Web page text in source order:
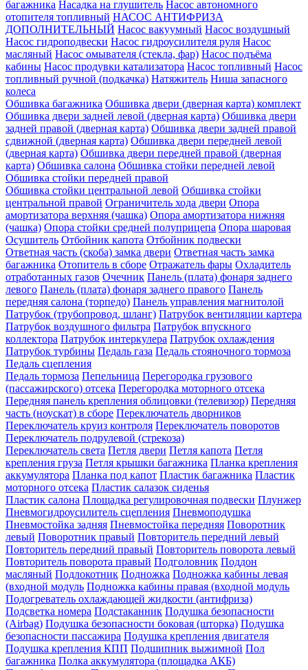
багажника Насадка на глушитель Насос автономного
отопителя топливный НАСОС АНТИФРИЗА
ДОПОЛНИТЕЛЬНЫЙ Насос вакуумный Насос воздушный
Насос гидроподвески Насос гидроусилителя руля Насос
масляный Насос омывателя (стекла, фар) Насос подъёма
кабины Насос продувки катализатора Насос топливный Насос
топливный ручной (подкачка) Натяжитель Ниша запасного
колеса
Обшивка багажника Обшивка двери (дверная карта) комплект
Обшивка двери задней левой (дверная карта) Обшивка двери
задней правой (дверная карта) Обшивка двери задней правой
сдвижной (дверная карта) Обшивка двери передней левой
(дверная карта) Обшивка двери передней правой (дверная
карта) Обшивка салона Обшивка стойки передней левой
Обшивка стойки передней правой
Обшивка стойки центральной левой Обшивка стойки
центральной правой Ограничитель хода двери Опора
амортизатора верхняя (чашка) Опора амортизатора нижняя
(чашка) Опора стойки средней полуприцепа Опора шаровая
Осушитель Отбойник капота Отбойник подвески
Ответная часть (скоба) замка двери Ответная часть замка
багажника Отопитель в сборе Отражатель фары Охладитель
отработанных газов Очечник Панель (плата) фонаря заднего
левого Панель (плата) фонаря заднего правого Панель
передняя салона (торпедо) Панель управления магнитолой
Патрубок (трубопровод, шланг) Патрубок вентиляции картера
Патрубок воздушного фильтра Патрубок впускного
коллектора Патрубок интеркулера Патрубок охлаждения
Патрубок турбины Педаль газа Педаль стояночного тормоза
Педаль сцепления
Педаль тормоза Пепельница Перегородка грузового
(пассажирского) отсека Перегородка моторного отсека
Передняя панель крепления облицовки (телевизор) Передняя
часть (ноускат) в сборе Переключатель дворников
Переключатель круиз контроля Переключатель поворотов
Переключатель подрулевой (стрекоза)
Переключатель света Петля двери Петля капота Петля
крепления груза Петля крышки багажника Планка крепления
аккумулятора Планка под капот Пластик багажника Пластик
моторного отсека Пластик салазок сиденья
Пластик салона Площадка регулировочная подвески Плунжер
Пневмогидроусилитель сцепления Пневмоподушка
Пневмостойка задняя Пневмостойка передняя Поворотник
левый Поворотник правый Повторитель передний левый
Повторитель передний правый Повторитель поворота левый
Повторитель поворота правый Подголовник Поддон
масляный Подлокотник Подножка Подножка кабины левая
(входной модуль Подножка кабины правая (входной модуль
Подогреватель охлаждающей жидкости (антифриза)
Подсветка номера Подстаканник Подушка безопасности
(Airbag) Подушка безопасности боковая (шторка) Подушка
безопасности пассажира Подушка крепления двигателя
Подушка крепления КПП Подшипник выжимной Пол
багажника Полка аккумулятора (площадка АКБ)